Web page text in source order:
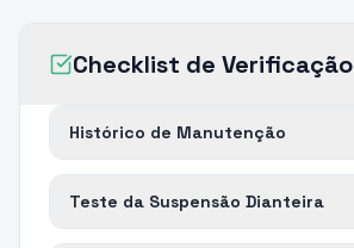
Checklist de Verificação
Histórico de Manutenção
Teste da Suspensão Dianteira